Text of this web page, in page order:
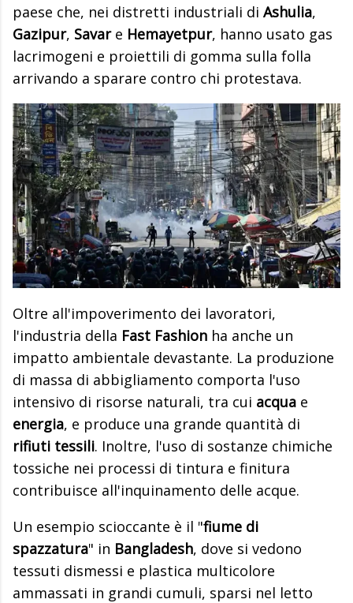
paese che, nei distretti industriali di Ashulia,
Gazipur, Savare Hemayetpur, hanno usato gas
lacrimogeni e proiettili di gomma sulla folla
arrivando a sparare contro chi protestava.
Oltre all'impoverimento dei lavoratori,
l'industria della Fast Fashion ha anche un
impatto ambientale devastante. La produzione
di massa di abbigliamento comporta l'uso
intensivo di risorse naturali, tra cui acqua e
energia, e produce una grande quantità di
rifiuti tessili. Inoltre, l'uso di sostanze chimiche
tossiche nei processi di tintura e finitura
contribuisce all'inquinamento delle acque.
Un esempio scioccante è il "fiume di
spazzatura" in Bangladesh, dove si vedono
tessuti dismessi e plastica multicolore
ammassati in grandi cumuli, sparsi nel letto